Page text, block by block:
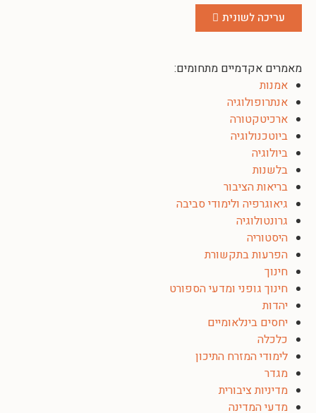
עריכה לשונית
מאמרים אקדמיים מתחומים:
אמנות
אנתרופולוגיה
ארכיטקטורה
ביוטכנולוגיה
ביולוגיה
בלשנות
בריאות הציבור
גיאוגרפיה ולימודי סביבה
גרונטולוגיה
היסטוריה
הפרעות בתקשורת
חינוך
חינוך גופני ומדעי הספורט
יהדות
יחסים בינלאומיים
כלכלה
לימודי המזרח התיכון
מגדר
מדיניות ציבורית
מדעי המדינה